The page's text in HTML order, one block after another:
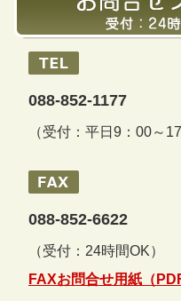
088-852-1177
（受付：平日9：00～17
088-852-6622
（受付：24時間OK）
FAXお問合せ用紙（